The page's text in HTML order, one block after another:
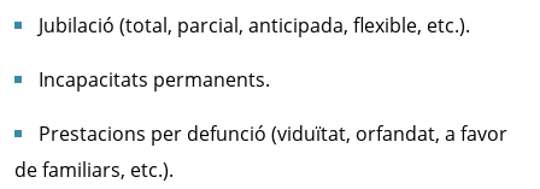
Jubilació (total, parcial, anticipada, flexible, etc.).
Incapacitats permanents.
Prestacions per defunció (viduïtat, orfandat, a favor
de familiars, etc.).